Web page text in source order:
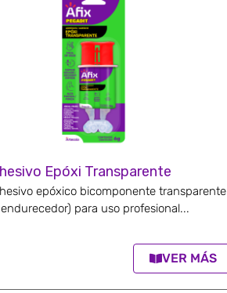
Epóxi Transparente
epóxico bicomponente transparente
para uso profesional...
VER MÁS